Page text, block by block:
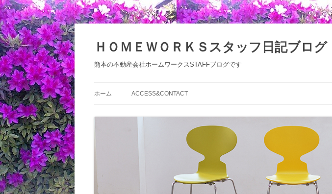
ン
ツ
へ
ス
ＨＯＭＥＷＯＲＫＳスタッフ日記ブログ
熊本の不動産会社ホームワークスSTAFFブログです
ホーム ACCESS&CONTACT